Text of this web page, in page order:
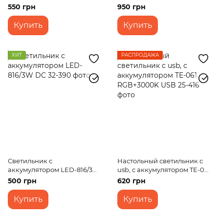
(LED-814) 220V
550 грн
Купить
060 RGB+3000K+IC USB
950 грн
Купить
ХИТ
Светильник с
аккумулятором LED-816/3W
DC
500 грн
Купить
РАСПРОДАЖА
Настольный светильник с
usb, с аккумулятором TE-061
RGB+3000K USB
620 грн
Купить